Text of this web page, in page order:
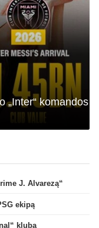
„Inter“ komandos
J. Alvarezą“
ekipą
klubą